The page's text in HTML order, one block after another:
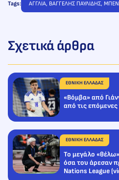
Tags: ΑΓΓΛΙΑ, ΒΑΓΓΕΛΗΣ ΠΑΥΛΙΔΗΣ,
Σχετικά άρθρα
ΕΘΝΙΚΗ ΕΛΛΑΔΑΣ
«Βόμβα» από
από τις
ΕΘΝΙΚΗ ΕΛΛΑΔΑΣ
Το μεγάλο
όσα του άρεσαν
Nations League